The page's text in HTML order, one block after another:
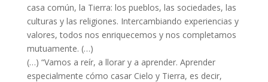
casa común, la Tierra: los pueblos, las sociedades, las
culturas y las religiones. Intercambiando experiencias y
valores, todos nos enriquecemos y nos completamos
mutuamente. (…)
(…) “Vamos a reír, a llorar y a aprender. Aprender
especialmente cómo casar Cielo y Tierra, es decir,